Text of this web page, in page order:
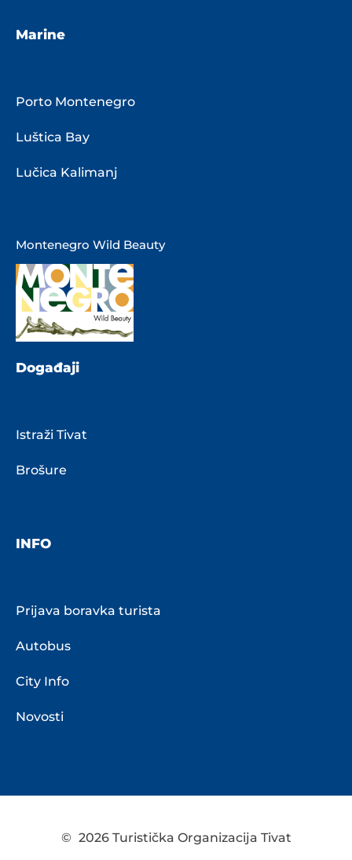
Marine
Porto Montenegro
Luštica Bay
Lučica Kalimanj
Montenegro Wild Beauty
Događaji
Istraži Tivat
Brošure
INFO
Prijava boravka turista
Autobus
City Info
Novosti
© 2026 Turistička Organizacija Tivat